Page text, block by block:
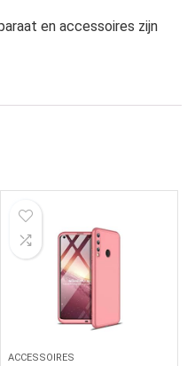
en accessoires zijn
ACCESSOIRES